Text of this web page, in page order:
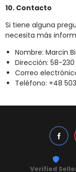
10. Contacto
Si tiene alguna
necesita más
Nombre: Marcin
Dirección: 58-
Correo
Teléfono: +48
Verified